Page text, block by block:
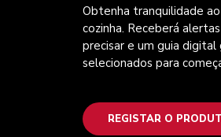
Obtenha tranquilidade
cozinha. Receberá
precisar e um guia
selecionados para
REGISTAR O